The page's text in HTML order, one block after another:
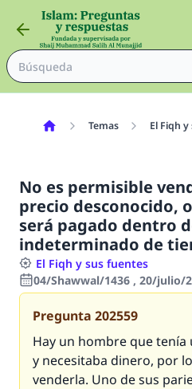
Temas El Fiqh
No es permisible
precio desconocido,
será pagado dentro
indeterminado de
El Fiqh y sus fuentes
04/Shawwal/1436 , 20/julio/
Pregunta 202559
Hay un hombre que
y necesitaba dinero, por
venderla. Uno de sus